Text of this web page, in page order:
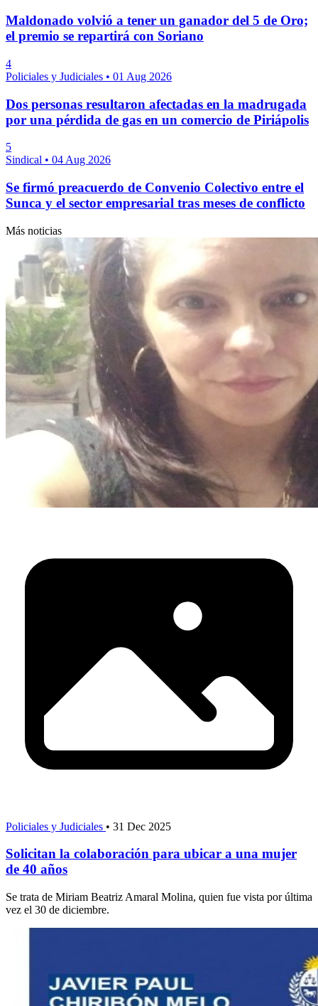
Maldonado volvió a tener un ganador del 5 de Oro;
el premio se repartirá con Soriano
4
Policiales y Judiciales • 01 Aug 2026
Dos personas resultaron afectadas en la madrugada
por una pérdida de gas en un comercio de Piriápolis
5
Sindical • 04 Aug 2026
Se firmó preacuerdo de Convenio Colectivo entre el
Sunca y el sector empresarial tras meses de conflicto
Más noticias
Policiales y Judiciales • 31 Dec 2025
Solicitan la colaboración para ubicar a una mujer
de 40 años
Se trata de Miriam Beatriz Amaral Molina, quien fue vista por última
vez el 30 de diciembre.